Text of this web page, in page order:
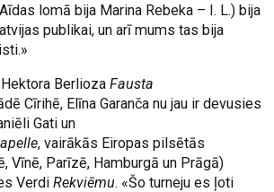
lomā bija Marina Rebeka – I. L.) bija
publikai, un arī mums tas bija
BerliozaFausta
Cīrihē, Elīna Garanča nu jau ir devusies
Gati un
, vairākās Eiropas pilsētās
Vīnē, Parīzē, Hamburgā un Prāgā)
VerdiRekviēmu. «Šo turneju es ļoti